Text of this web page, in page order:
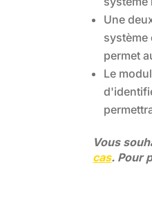
Une
système
permet
Le
Vous
cas. Pour